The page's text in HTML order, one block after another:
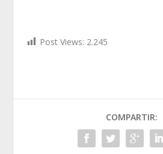
Post Views: 2.245
COMPARTIR: